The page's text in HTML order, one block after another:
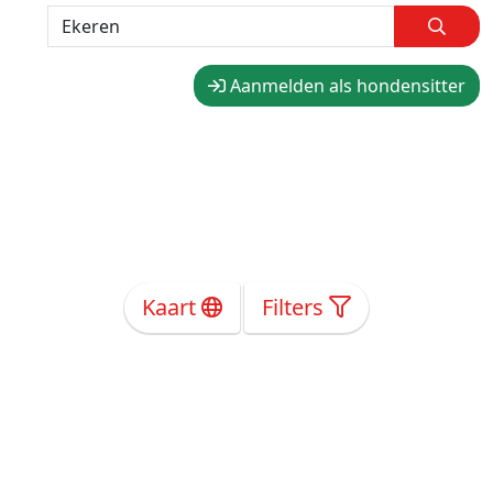
Aanmelden als hondensitter
Kaart Filters